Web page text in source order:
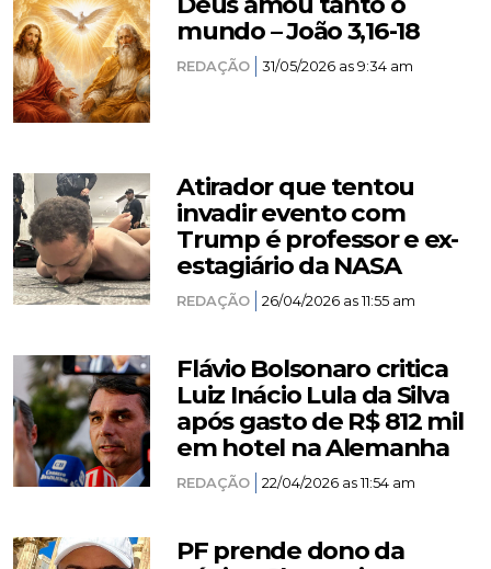
mundo – João 3,16-18
REDAÇÃO 31/05/2026 as 9:34 am
Atirador que tentou
invadir evento com
Trump é professor e ex-
estagiário da NASA
REDAÇÃO 26/04/2026 as 11:55 am
Flávio Bolsonaro critica
Luiz Inácio Lula da Silva
após gasto de R$ 812 mil
em hotel na Alemanha
REDAÇÃO 22/04/2026 as 11:54 am
PF prende dono da